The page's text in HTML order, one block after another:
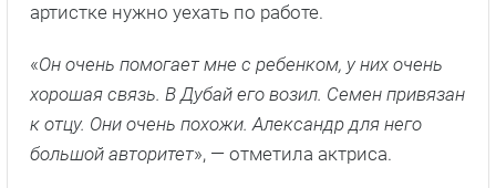
артистке нужно уехать по работе.
«Он очень помогает мне с ребенком, у них очень
хорошая связь. В Дубай его возил. Семен привязан
к отцу. Они очень похожи. Александр для него
большой авторитет», — отметила актриса.